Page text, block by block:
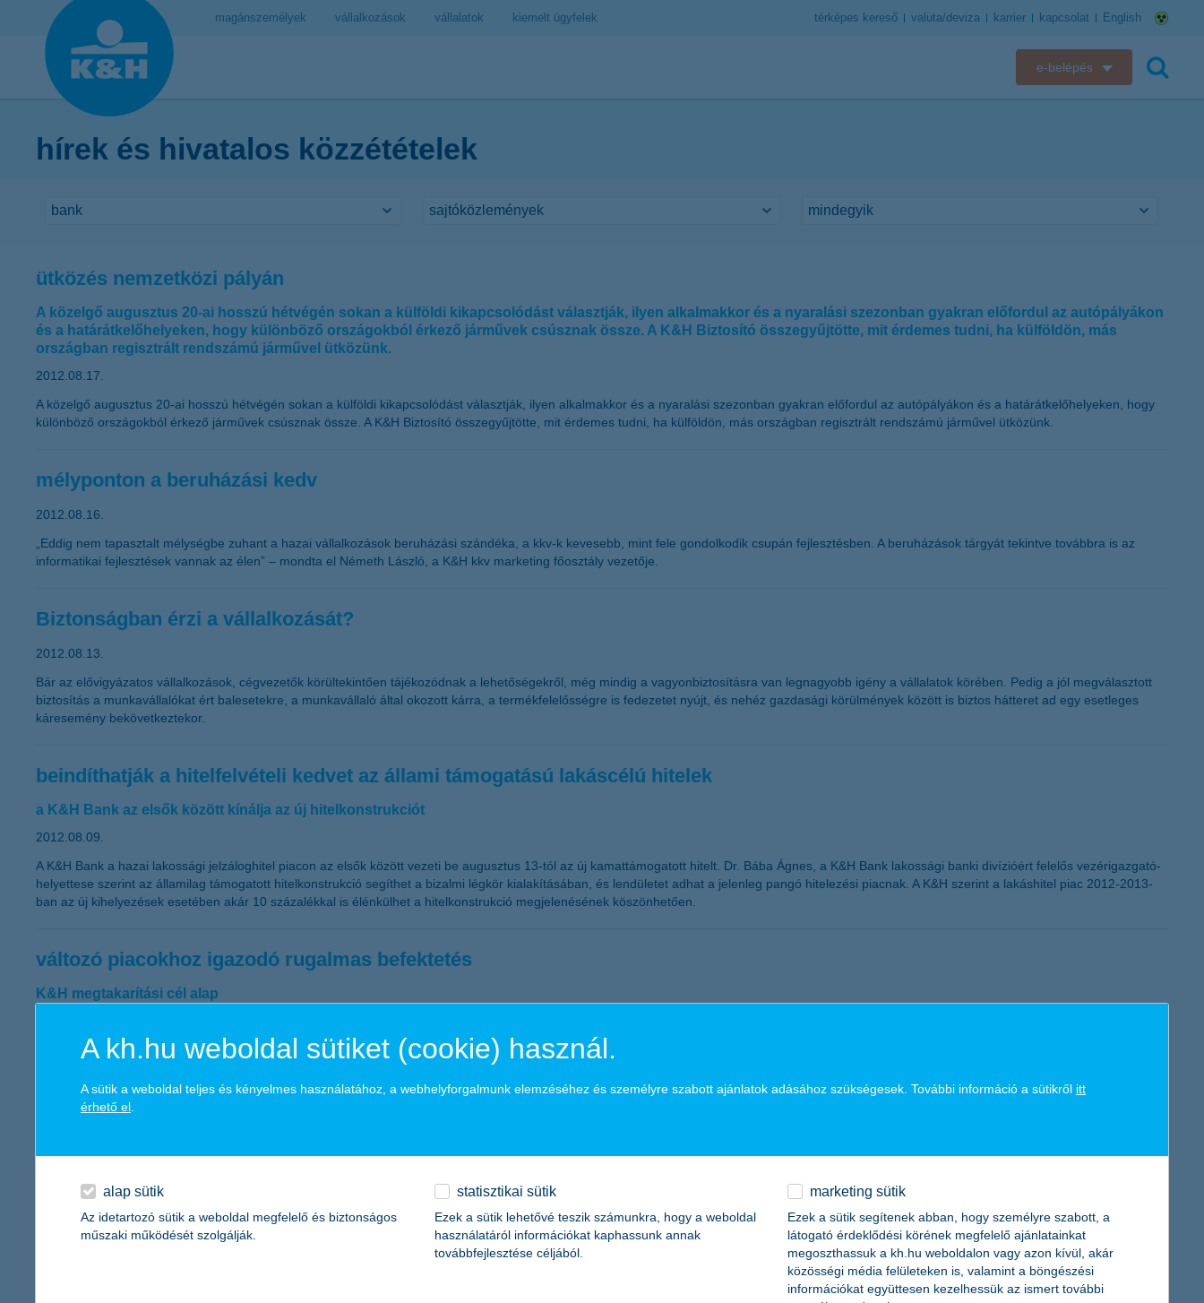
magánszemélyek vállalkozások vállalatok kiemelt ügyfelek térképes kereső valuta/deviza karrier kapcsolat English
e-belépés
K&H SZÉP Kártya
K&H token megújítás
hírek és hivatalos közzétételek
ütközés nemzetközi pályán
A közelgő augusztus 20-ai hosszú hétvégén sokan a külföldi kikapcsolódást választják, ilyen alkalmakkor és a nyaralási szezonban gyakran előfordul az autópályákon
és a határátkelőhelyeken, hogy különböző országokból érkező járművek csúsznak össze. A K&H Biztosító összegyűjtötte, mit érdemes tudni, ha külföldön, más
országban regisztrált rendszámú járművel ütközünk.
2012.08.17.
A közelgő augusztus 20-ai hosszú hétvégén sokan a külföldi kikapcsolódást választják, ilyen alkalmakkor és a nyaralási szezonban gyakran előfordul az autópályákon és a határátkelőhelyeken, hogy
különböző országokból érkező járművek csúsznak össze. A K&H Biztosító összegyűjtötte, mit érdemes tudni, ha külföldön, más országban regisztrált rendszámú járművel ütközünk.
mélyponton a beruházási kedv
2012.08.16.
„Eddig nem tapasztalt mélységbe zuhant a hazai vállalkozások beruházási szándéka, a kkv-k kevesebb, mint fele gondolkodik csupán fejlesztésben. A beruházások tárgyát tekintve továbbra is az
informatikai fejlesztések vannak az élen” – mondta el Németh László, a K&H kkv marketing főosztály vezetője.
Biztonságban érzi a vállalkozását?
2012.08.13.
Bár az elővigyázatos vállalkozások, cégvezetők körültekintően tájékozódnak a lehetőségekről, még mindig a vagyonbiztosításra van legnagyobb igény a vállalatok körében. Pedig a jól megválasztott
biztosítás a munkavállalókat ért balesetekre, a munkavállaló által okozott kárra, a termékfelelősségre is fedezetet nyújt, és nehéz gazdasági körülmények között is biztos hátteret ad egy esetleges
káresemény bekövetkeztekor.
beindíthatják a hitelfelvételi kedvet az állami támogatású lakáscélú hitelek
a K&H Bank az elsők között kínálja az új hitelkonstrukciót
2012.08.09.
A K&H Bank a hazai lakossági jelzáloghitel piacon az elsők között vezeti be augusztus 13-tól az új kamattámogatott hitelt. Dr. Bába Ágnes, a K&H Bank lakossági banki divízióért felelős vezérigazgató-
helyettese szerint az államilag támogatott hitelkonstrukció segíthet a bizalmi légkör kialakításában, és lendületet adhat a jelenleg pangó hitelezési piacnak. A K&H szerint a lakáshitel piac 2012-2013-
ban az új kihelyezések esetében akár 10 százalékkal is élénkülhet a hitelkonstrukció megjelenésének köszönhetően.
változó piacokhoz igazodó rugalmas befektetés
K&H megtakarítási cél alap
„A lakossági befektetők megtakarításainak számos célja lehet, a nyugdíjtól kezdve a gyermekek részére történő megtakarításon át az ingatlan vagy gépkocsi vásárlásig. Ezek a szándékok mind
összegben, mind időben lényegesen eltérhetnek egymástól, így érdemes olyan megtakarítási formát választunk, amely egyszerre többféle célnak megfelel. A K&H megtakarítások cél
alaprugalmasságának köszönhetően kiválóan alkalmas közép- és hosszú távú megtakarításokra, ugyanakkor nyílt végű, így szükség esetén bármikor hozzájuthatunk pénzünkhöz” – mondta el Zobor
Zsuzsanna, a K&H Alapkezelő vezérigazgatója.
a jó életbiztosítás 10 titka
2012.07.19.
Egy életbiztosítási szerződés - ha nem is feltétlenül egy életre szól - de hosszú távú döntés. Az elmúlt húsz évben az életbiztosítási piac óriási fejlődésen ment át, a piaci szereplők által kínált
életbiztosítások köre rendkívül változatos, és számtalan lehetőséget nyújt. De pontosan melyiket érdemes választani? Összegyűjtöttük a tíz legfontosabb tudnivalót, amely segíthet eligazodni az
A kh.hu weboldal sütiket (cookie) használ.
A sütik a weboldal teljes és kényelmes használatához, a webhelyforgalmunk elemzéséhez és személyre szabott ajánlatok adásához szükségesek. További információ a sütikről itt
érhető el
alap sütik
Az idetartozó sütik a weboldal megfelelő és biztonságos
műszaki működését szolgálják.
statisztikai sütik
Ezek a sütik lehetővé teszik számunkra, hogy a weboldal
használatáról információkat kaphassunk annak
továbbfejlesztése céljából.
marketing sütik
Ezek a sütik segítenek abban, hogy személyre szabott, a
látogató érdeklődési körének megfelelő ajánlatainkat
megoszthassuk a kh.hu weboldalon vagy azon kívül, akár
közösségi média felületeken is, valamint a böngészési
információkat együttesen kezelhessük az ismert további